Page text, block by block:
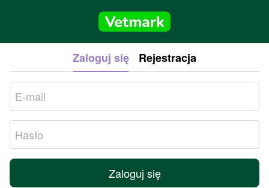
Zaloguj się Rejestracja
Zaloguj się